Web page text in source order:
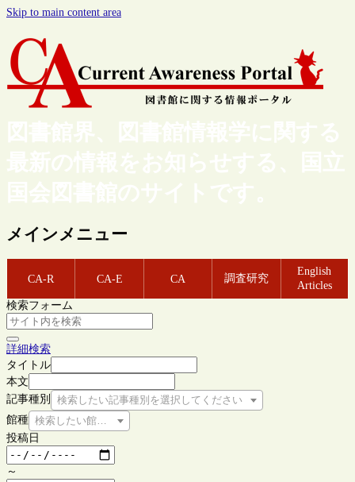
Skip to main content area
図書館界、図書館情報学に関する
最新の情報をお知らせする、国立
国会図書館のサイトです。
メインメニュー
CA-R CA-E CA 調査研究
English
Articles
検索フォーム
詳細検索
タイトル
本文
記事種別
検索したい記事種別を選択してください
館種 検索したい館種を選択してください
投稿日
～